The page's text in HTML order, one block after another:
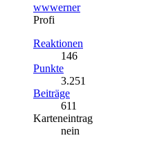
wwwerner
Profi
Reaktionen
146
Punkte
3.251
Beiträge
611
Karteneintrag
nein